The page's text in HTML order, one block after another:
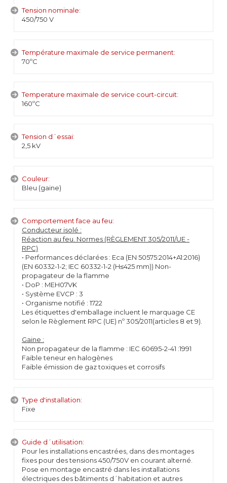
Tension nominale:
450/750 V
Température maximale de service permanent:
70ºC
Temperature maximale de service court-circuit:
160ºC
Tension d´essai:
2,5 kV
Couleur:
Bleu (gaine)
Comportement face au feu:
Conducteur isolé :
Réaction au feu. Normes (RÈGLEMENT 305/2011/UE -
RPC)
• Performances déclarées : Eca (EN 50575:2014+A1:2016)
(EN 60332-1-2; IEC 60332-1-2 (H≤425 mm)) Non-
propagateur de la flamme
• DoP : MEH07VK
• Système EVCP : 3
• Organisme notifié : 1722
Les étiquettes d'emballage incluent le marquage CE
selon le Règlement RPC (UE) nº 305/2011(articles 8 et 9).
Gaine :
Non propagateur de la flamme : IEC 60695-2-41 :1991
Faible teneur en halogènes
Faible émission de gaz toxiques et corrosifs
Type d'installation:
Fixe
Guide d´utilisation:
Pour les installations encastrées, dans des montages
fixes pour des tensions 450/750V en courant alterné.
Pose en montage encastré dans les installations
électriques des bâtiments d´habitation et autres